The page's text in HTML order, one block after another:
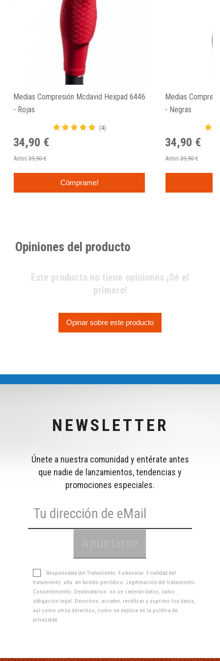
Medias Compresión Mcdavid Hexpad 6446
- Rojas
(4)
34,90 €
Antes 39,90 €
Cómprame!
Medias
- Negras
34,90 €
Antes 39,90 €
Opiniones del producto
Este producto no tiene opiniones ¡Sé el
primero!
Opinar sobre este producto
NEWSLETTER
Únete a nuestra comunidad y entérate antes
que nadie de lanzamientos, tendencias y
promociones especiales.
Responsable del Tratamiento: Fuikaomar. Finalidad del
tratamiento: alta en boletín periódico. Legitimación del tratamiento:
Consentimiento. Destinatarios: no se cederán datos, salvo
obligación legal. Derechos: acceder, rectificar y suprimir los datos,
así como otros derechos, como se explica en la política de
privacidad